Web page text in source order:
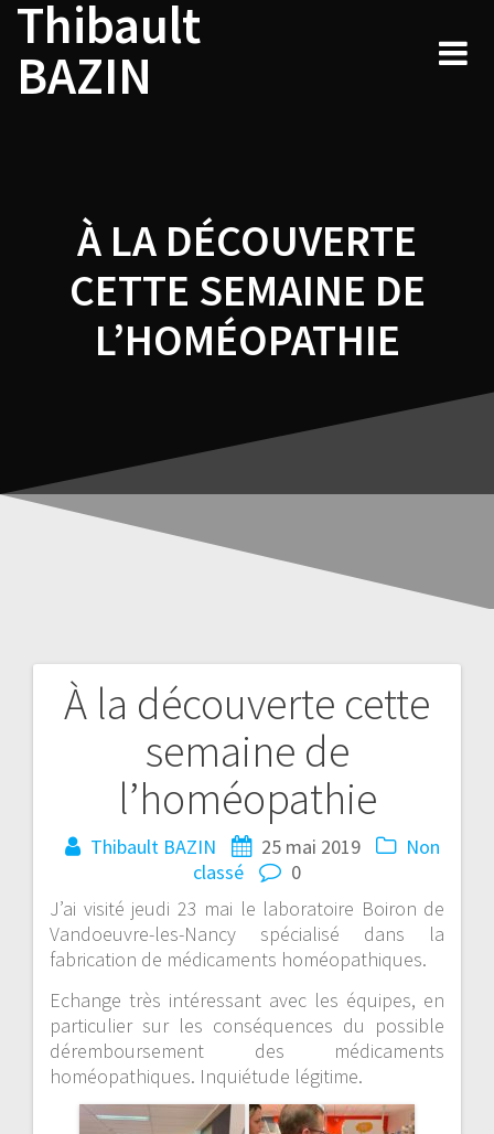
Skip
content
Thibault
BAZIN
À LA DÉCOUVERTE
CETTE SEMAINE DE
L’HOMÉOPATHIE
À la découverte cette
semaine de
l’homéopathie
Thibault BAZIN 25 mai 2019
Non
classé
0
J’ai visité jeudi 23 mai le laboratoire Boiron de
Vandoeuvre-les-Nancy spécialisé dans la
fabrication de médicaments homéopathiques.
Echange très intéressant avec les équipes, en
particulier sur les conséquences du possible
déremboursement des médicaments
homéopathiques. Inquiétude légitime.
Navigation
de